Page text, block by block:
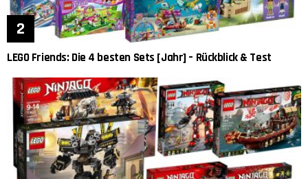
LEGO Friends: Die 4 besten Sets [Jahr] – Rückblick & Test